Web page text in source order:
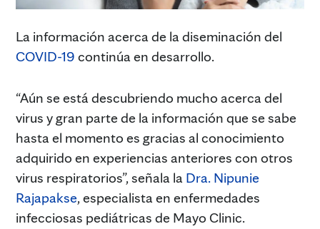
La información acerca de la diseminación del
COVID-19 continúa en desarrollo.
“Aún se está descubriendo mucho acerca del
virus y gran parte de la información que se sabe
hasta el momento es gracias al conocimiento
adquirido en experiencias anteriores con otros
virus respiratorios”, señala la Dra. Nipunie
Rajapakse, especialista en enfermedades
infecciosas pediátricas de Mayo Clinic.